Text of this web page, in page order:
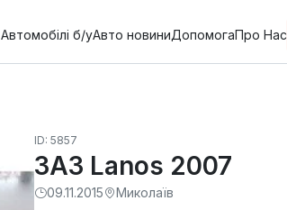
Автомобілі б/уАвто новиниДопомогаПро Нас
ID: 5857
ЗАЗ Lanos 2007
09.11.2015 Миколаїв